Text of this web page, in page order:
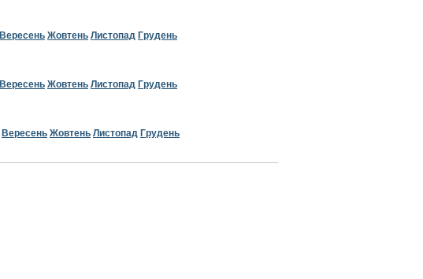
Вересень Жовтень Листопад Грудень
Вересень Жовтень Листопад Грудень
Вересень Жовтень Листопад Грудень